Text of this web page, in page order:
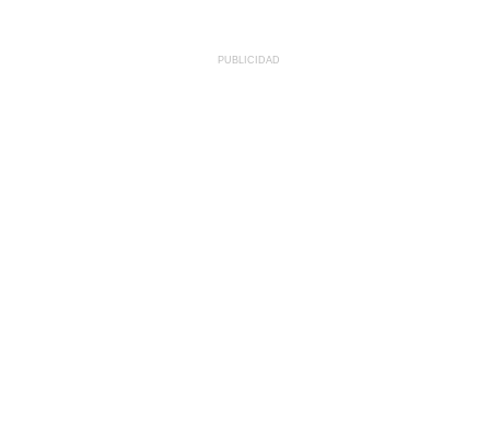
PUBLICIDAD